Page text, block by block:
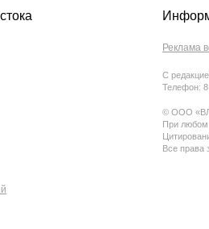
Реклама
С
Телефон: 8
© ООО «ВЛ
При любом
Все права